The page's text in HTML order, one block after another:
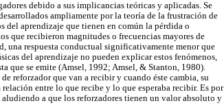
debido a sus implicancias teóricas y aplicadas. Se
ampliamente por la teoría de la frustración de
del aprendizaje que tienen en común la pérdida o
que recibieron magnitudes o frecuencias mayores de
una respuesta conductual significativamente menor que
del aprendizaje no pueden explicar estos fenómenos,
que se emite (Amsel, 1992; Amsel, & Stanton, 1980).
reforzador que van a recibir y cuando éste cambia, su
entre lo que recibe y lo que esperaba recibir. Es por
a que los reforzadores tienen un valor absoluto y